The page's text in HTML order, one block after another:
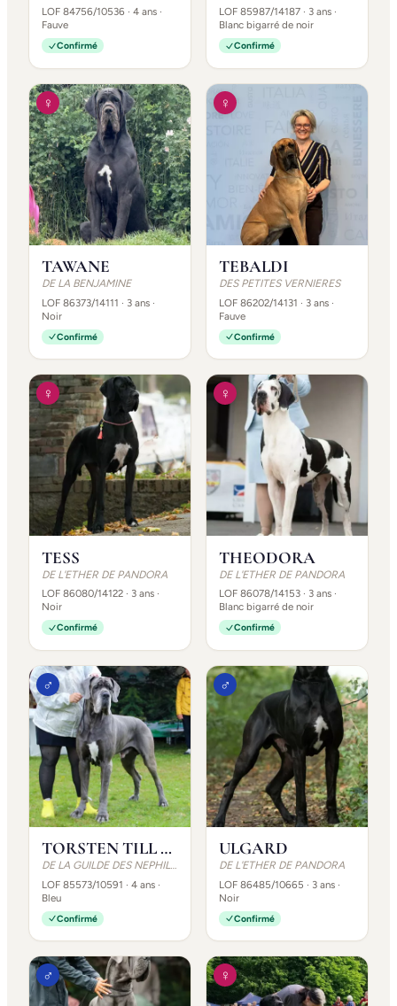
LOF 84756/10536 · 4 ans ·
Fauve
Confirmé
LOF 85987/14187 · 3 ans ·
Blanc bigarré de noir
Confirmé
♀
TAWANE
DE LA BENJAMINE
LOF 86373/14111 · 3 ans ·
Noir
Confirmé
♀
TEBALDI
DES PETITES VERNIERES
LOF 86202/14131 · 3 ans ·
Fauve
Confirmé
♀
TESS
DE L'ETHER DE PANDORA
LOF 86080/14122 · 3 ans ·
Noir
Confirmé
♀
THEODORA
DE L'ETHER DE PANDORA
LOF 86078/14153 · 3 ans ·
Blanc bigarré de noir
Confirmé
♂
TORSTEN TILL OSFERTH
DE LA GUILDE DES NEPHILIMS
LOF 85573/10591 · 4 ans ·
Bleu
Confirmé
♂
ULGARD
DE L'ETHER DE PANDORA
LOF 86485/10665 · 3 ans ·
Noir
Confirmé
♂ ♀